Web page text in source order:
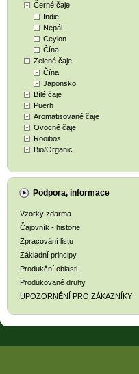
Černé čaje
Indie
Nepál
Ceylon
Čína
Zelené čaje
Čína
Japonsko
Bílé čaje
Puerh
Aromatisované čaje
Ovocné čaje
Rooibos
Bio/Organic
Podpora, informace
Vzorky zdarma
Čajovník - historie
Zpracování listu
Základní principy
Produkční oblasti
Produkované druhy
UPOZORNĚNÍ PRO ZÁKAZNÍKY